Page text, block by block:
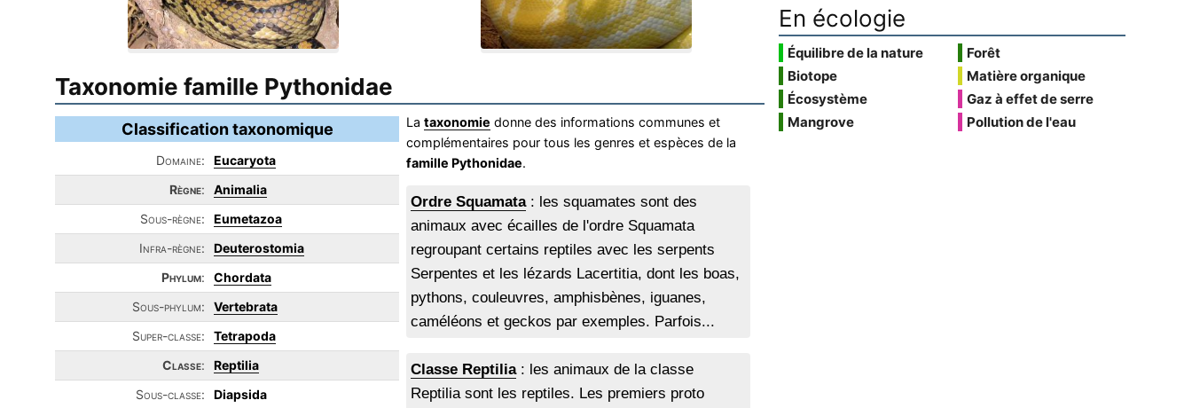
Taxonomie famille Pythonidae
Classification taxonomique
Domaine:
Eucaryota
Règne:
Animalia
Sous-règne:
Eumetazoa
Infra-règne:
Deuterostomia
Phylum:
Chordata
Sous-phylum:
Vertebrata
Super-classe:
Tetrapoda
Classe:
Reptilia
Sous-classe:
Diapsida
Lataxonomie donne des informations communes et
complémentaires pour tous les genres et espèces de la
famille Pythonidae.
Ordre Squamata: les squamates sont des
animaux avec écailles de l'ordre Squamata
regroupant certains reptiles avec les serpents
Serpentes et les lézards Lacertitia, dont les boas,
pythons, couleuvres, amphisbènes, iguanes,
caméléons et geckos par exemples. Parfois...
Classe Reptilia: les animaux de la classe
Reptilia sont les reptiles. Les premiers proto
En écologie
Équilibre de la nature
Biotope
Écosystème
Mangrove
Forêt
Matière organique
Gaz à effet de serre
Pollution de l'eau